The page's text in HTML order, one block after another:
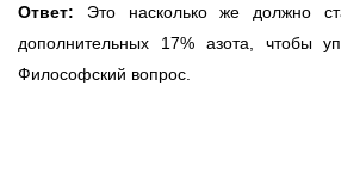
Ответ: Это насколько же должно
дополнительных 17% азота, чтобы
Философский вопрос.